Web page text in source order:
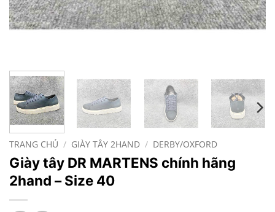
TRANG CHỦ / GIÀY TÂY 2HAND / DERBY/OXFORD
Giày tây DR MARTENS chính hãng
2hand – Size 40